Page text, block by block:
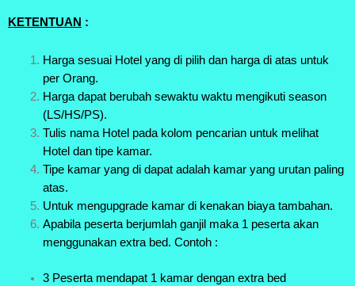
KETENTUAN :
Harga sesuai Hotel yang di pilih dan harga di atas untuk
per Orang.
Harga dapat berubah sewaktu waktu mengikuti season
(LS/HS/PS).
Tulis nama Hotel pada kolom pencarian untuk melihat
Hotel dan tipe kamar.
Tipe kamar yang di dapat adalah kamar yang urutan paling
atas.
Untuk mengupgrade kamar di kenakan biaya tambahan.
Apabila peserta berjumlah ganjil maka 1 peserta akan
menggunakan extra bed. Contoh :
3 Peserta mendapat 1 kamar dengan extra bed